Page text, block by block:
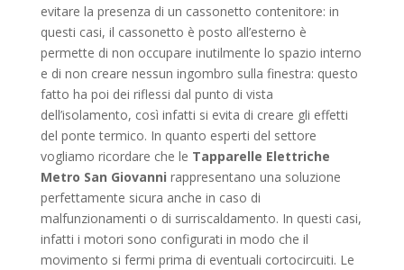
evitare la presenza di un cassonetto contenitore: in
questi casi, il cassonetto è posto all’esterno è
permette di non occupare inutilmente lo spazio interno
e di non creare nessun ingombro sulla finestra: questo
fatto ha poi dei riflessi dal punto di vista
dell’isolamento, così infatti si evita di creare gli effetti
del ponte termico. In quanto esperti del settore
vogliamo ricordare che le Tapparelle Elettriche
Metro San Giovanni rappresentano una soluzione
perfettamente sicura anche in caso di
malfunzionamenti o di surriscaldamento. In questi casi,
infatti i motori sono configurati in modo che il
movimento si fermi prima di eventuali cortocircuiti. Le